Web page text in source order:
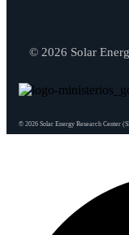
© 2026 Solar
© 2026 Solar Energy Research Center